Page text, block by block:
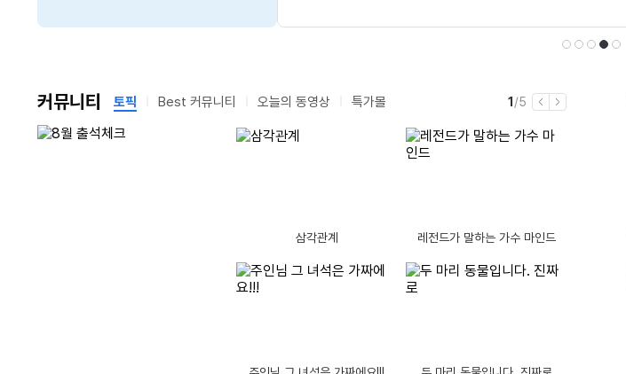
1
커뮤니티 토픽 Best 커뮤니티 오늘의 동영상 특가몰
삼각관계 레전드가 말하는 가수 마인드
제트보트의 미친 순발력
이번에 처음 pc를 사려합니다.
B850m박격포+3SYS RC1800쿨러 사용중인데 5080 간섭여부
호환성 여부 질문드립니다.
보
10 글제목
글
12
댓
수
(11)
글제목
97% 찬성한다는 빨간 번호판
글
14
댓(11)
글제목
7월 모바일 출석체크 당첨자 발표되었네요.
폴드8 정품 케이스는 돈값할까?
남
남
남
은
현
1 전
/5
이 다